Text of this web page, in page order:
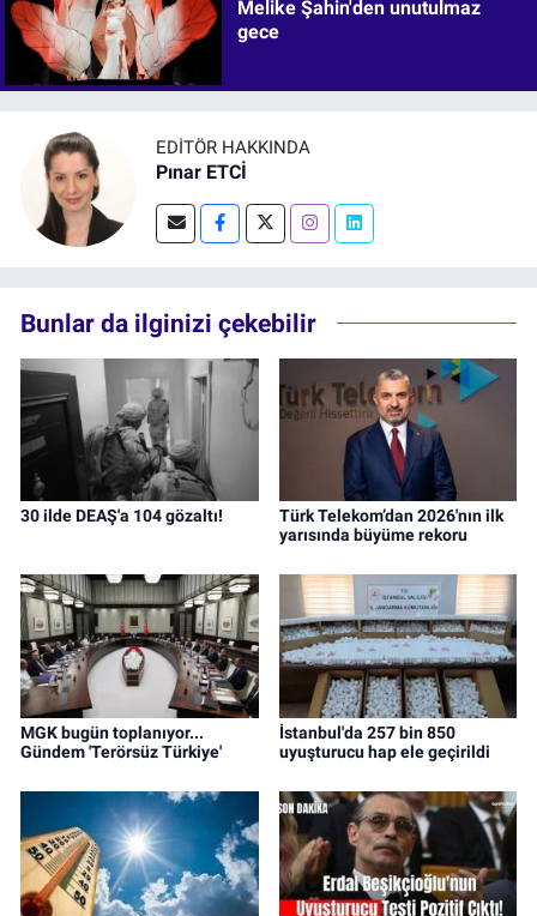
Melike Şahin'den unutulmaz
gece
EDITÖR HAKKINDA
Pınar ETCİ
Bunlar da ilginizi çekebilir
30 ilde DEAŞ'a 104 gözaltı!
Türk Telekom’dan 2026'nın ilk
yarısında büyüme rekoru
MGK bugün toplanıyor...
Gündem 'Terörsüz Türkiye'
İstanbul'da 257 bin 850
uyuşturucu hap ele geçirildi